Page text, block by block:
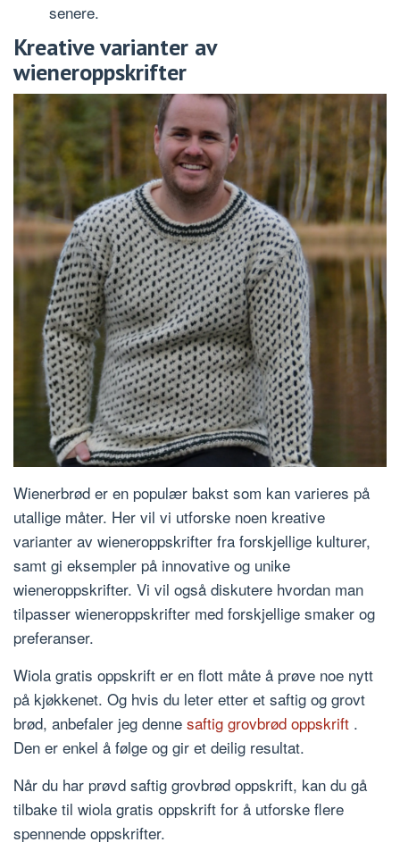
senere.
Kreative varianter av
wieneroppskrifter
Wienerbrød er en populær bakst som kan varieres på
utallige måter. Her vil vi utforske noen kreative
varianter av wieneroppskrifter fra forskjellige kulturer,
samt gi eksempler på innovative og unike
wieneroppskrifter. Vi vil også diskutere hvordan man
tilpasser wieneroppskrifter med forskjellige smaker og
preferanser.
Wiola gratis oppskrift er en flott måte å prøve noe nytt
på kjøkkenet. Og hvis du leter etter et saftig og grovt
brød, anbefaler jeg denne saftig grovbrød oppskrift .
Den er enkel å følge og gir et deilig resultat.
Når du har prøvd saftig grovbrød oppskrift, kan du gå
tilbake til wiola gratis oppskrift for å utforske flere
spennende oppskrifter.